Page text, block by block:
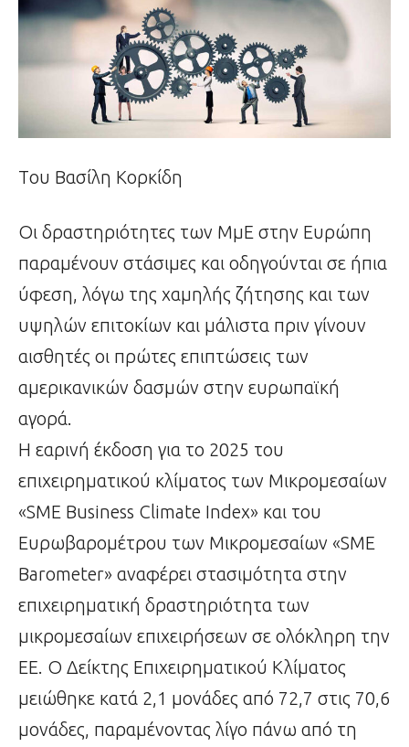
Tου Βασίλη Κορκίδη
Οι δραστηριότητες των ΜμΕ στην Ευρώπη
παραμένουν στάσιμες και οδηγούνται σε ήπια
ύφεση, λόγω της χαμηλής ζήτησης και των
υψηλών επιτοκίων και μάλιστα πριν γίνουν
αισθητές οι πρώτες επιπτώσεις των
αμερικανικών δασμών στην ευρωπαϊκή
αγορά.
Η εαρινή έκδοση για το 2025 του
επιχειρηματικού κλίματος των Μικρομεσαίων
«SME Business Climate Index» και του
Ευρωβαρομέτρου των Μικρομεσαίων «SME
Barometer» αναφέρει στασιμότητα στην
επιχειρηματική δραστηριότητα των
μικρομεσαίων επιχειρήσεων σε ολόκληρη την
ΕΕ. Ο Δείκτης Επιχειρηματικού Κλίματος
μειώθηκε κατά 2,1 μονάδες από 72,7 στις 70,6
μονάδες, παραμένοντας λίγο πάνω από τη